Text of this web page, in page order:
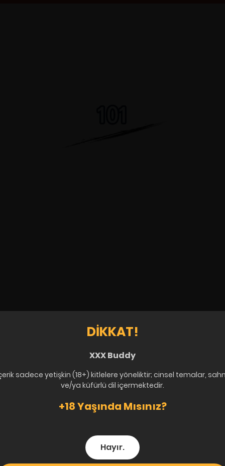
DIKKAT!
XXX Buddy
sadece yetişkin (18+) kitlelere yöneliktir; cinsel temalar,
ve/ya küfürlü dil içermektedir.
+18 Yaşında Mısınız?
Hayır.